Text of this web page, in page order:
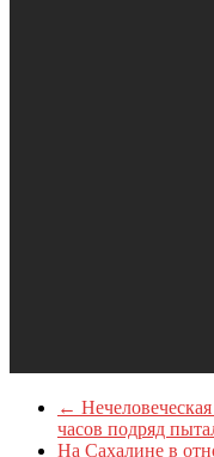
←
часов подряд
На Сахалине в